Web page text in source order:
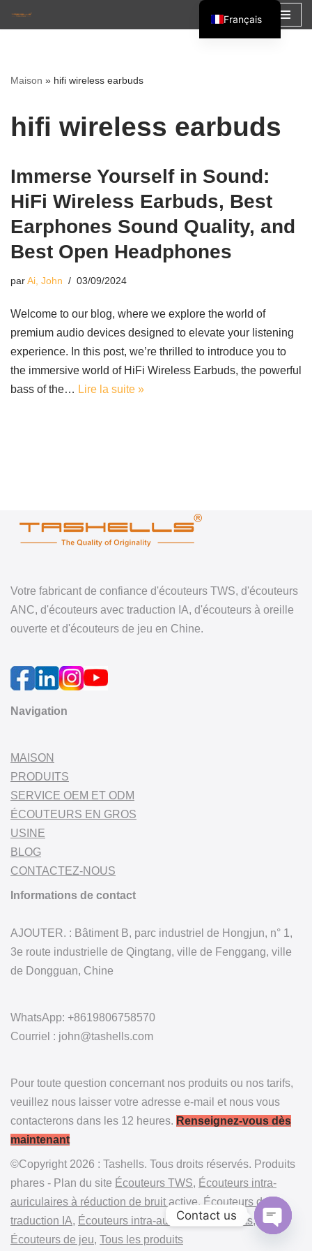
contenu
Maison » hifi wireless earbuds
hifi wireless earbuds
Immerse Yourself in Sound:
HiFi Wireless Earbuds, Best
Earphones Sound Quality, and
Best Open Headphones
parAi, John 03/09/2024
Welcome to our blog, where we explore the world of
premium audio devices designed to elevate your listening
experience. In this post, we’re thrilled to introduce you to
the immersive world of HiFi Wireless Earbuds, the powerful
bass of the… Lire la suite »
Votre fabricant de confiance d'écouteurs TWS, d'écouteurs
ANC, d'écouteurs avec traduction IA, d'écouteurs à oreille
ouverte et d'écouteurs de jeu en Chine.
Navigation
MAISON
PRODUITS
SERVICE OEM ET ODM
ÉCOUTEURS EN GROS
USINE
BLOG
CONTACTEZ-NOUS
Informations de contact
AJOUTER. : Bâtiment B, parc industriel de Hongjun, n° 1,
3e route industrielle de Qingtang, ville de Fenggang, ville
de Dongguan, Chine
WhatsApp: +8619806758570
Courriel : john@tashells.com
Pour toute question concernant nos produits ou nos tarifs,
veuillez nous laisser votre adresse e-mail et nous vous
contacterons dans les 12 heures. Renseignez-vous dès
maintenant
©Copyright 2026 : Tashells. Tous droits réservés. Produits
phares - Plan du site Écouteurs TWS, Écouteurs intra-
auriculaires à réduction de bruit active, Écouteurs de
traduction IA, Écouteurs intra-auriculaires ouverts,
Écouteurs de jeu, Tous les produits
Français
English
Contact us